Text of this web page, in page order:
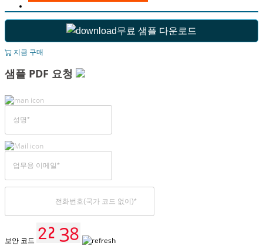
무료 샘플 다운로드
지금 구매
샘플 PDF 요청
보안 코드